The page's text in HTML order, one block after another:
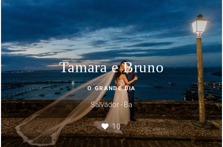
Tamara e Bruno
O GRANDE DIA
Salvador - Ba
10